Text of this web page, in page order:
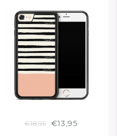
€18,95 €13,95